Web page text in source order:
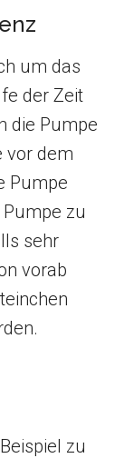
um das
der Zeit
die Pumpe
vor dem
Pumpe
zu
sehr
vorab
zu